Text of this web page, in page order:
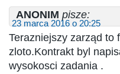
ANONIM pisze:
23 marca 2016 o 20:25
Terazniejszy zarząd to
zloto.Kontrakt byl
wysokosci zadania .